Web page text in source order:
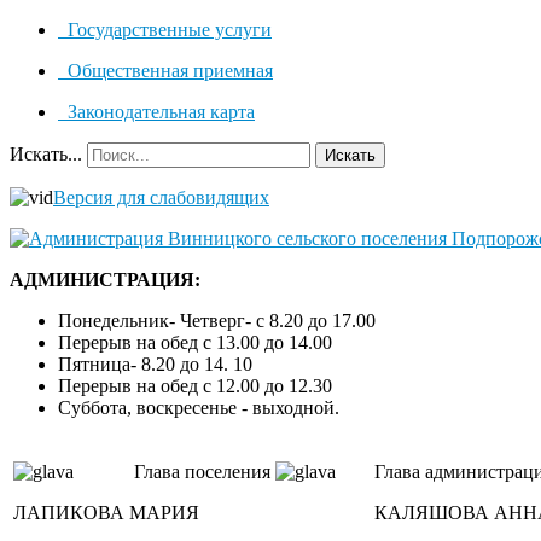
Государственные услуги
Общественная приемная
Законодательная карта
Искать... Искать
Версия для слабовидящих
АДМИНИСТРАЦИЯ:
Понедельник- Четверг- с 8.20 до 17.00
Перерыв на обед с 13.00 до 14.00
Пятница- 8.20 до 14. 10
Перерыв на обед с 12.00 до 12.30
Суббота, воскресенье - выходной.
Глава поселения
ЛАПИКОВА МАРИЯ
Глава
КАЛЯШОВА